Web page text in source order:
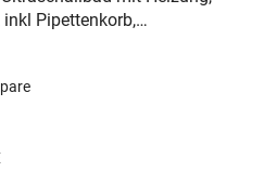
Pipettenkorb,